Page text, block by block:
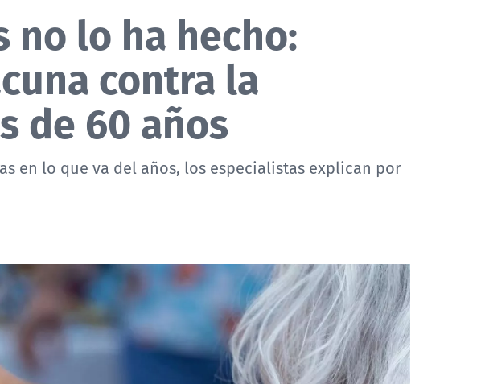
no lo ha hecho:
contra la
de 60 años
en lo que va del años, los especialistas explican por